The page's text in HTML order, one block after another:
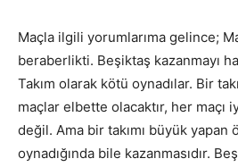
Maçla ilgili yorumlarıma gelince;
beraberlikti. Beşiktaş kazanmayı
Takım olarak kötü oynadılar. Bir
maçlar elbette olacaktır, her maçı
değil. Ama bir takımı büyük yapan
oynadığında bile kazanmasıdır.